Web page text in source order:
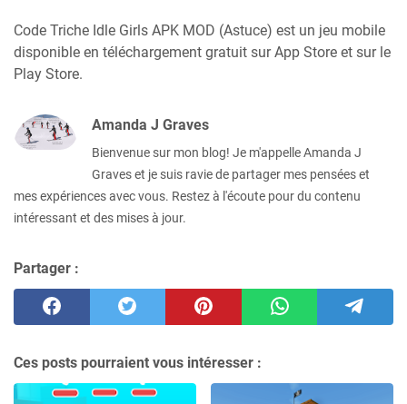
Code Triche Idle Girls APK MOD (Astuce) est un jeu mobile
disponible en téléchargement gratuit sur App Store et sur le
Play Store.
Amanda J Graves
Bienvenue sur mon blog! Je m'appelle Amanda J
Graves et je suis ravie de partager mes pensées et
mes expériences avec vous. Restez à l'écoute pour du contenu
intéressant et des mises à jour.
Partager :
Ces posts pourraient vous intéresser :